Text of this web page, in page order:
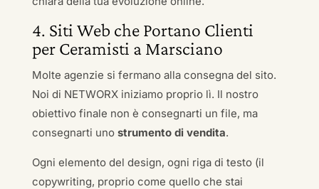
4. Siti Web che Portano Clienti
per Ceramisti a Marsciano
Molte agenzie si fermano alla consegna del sito.
Noi di NETWORX iniziamo proprio lì. Il nostro
obiettivo finale non è consegnarti un file, ma
consegnarti uno strumento di vendita.
Ogni elemento del design, ogni riga di testo (il
copywriting, proprio come quello che stai